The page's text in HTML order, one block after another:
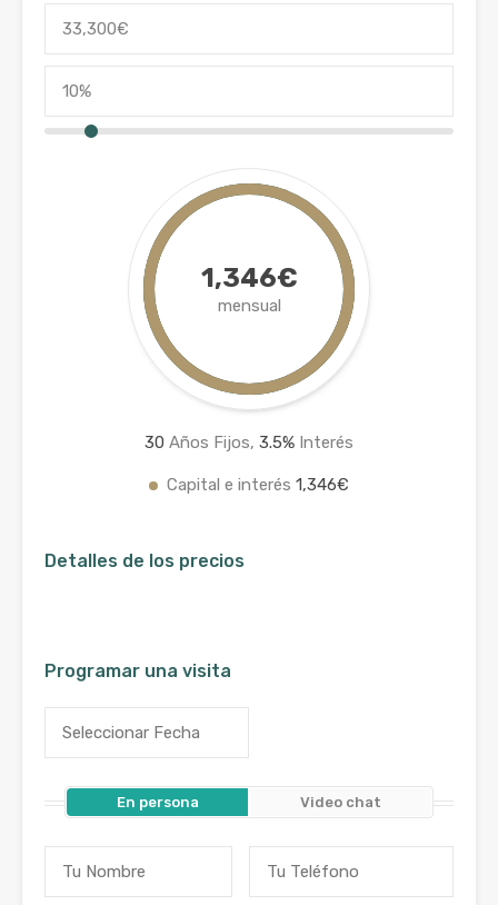
1,346€
mensual
30 Años Fijos, 3.5% Interés
Capital e interés 1,346€
Detalles de los precios
Programar una visita
En persona Video chat